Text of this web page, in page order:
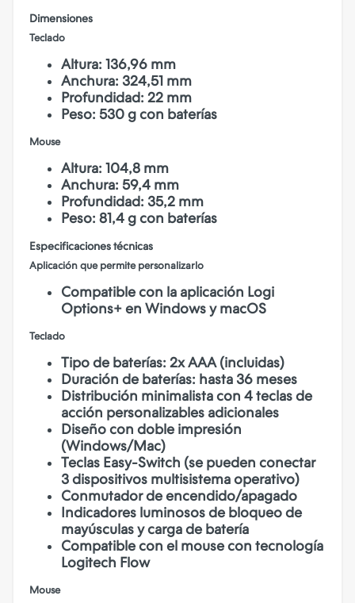
Dimensiones
Teclado
Altura: 136,96 mm
Anchura: 324,51 mm
Profundidad: 22 mm
Peso: 530 g con baterías
Mouse
Altura: 104,8 mm
Anchura: 59,4 mm
Profundidad: 35,2 mm
Peso: 81,4 g con baterías
Especificaciones técnicas
Aplicación que permite personalizarlo
Compatible con la aplicación Logi
Options+ en Windows y macOS
Teclado
Tipo de baterías: 2x AAA (incluidas)
Duración de baterías: hasta 36 meses
Distribución minimalista con 4 teclas de
acción personalizables adicionales
Diseño con doble impresión
(Windows/Mac)
Teclas Easy-Switch (se pueden conectar
3 dispositivos multisistema operativo)
Conmutador de encendido/apagado
Indicadores luminosos de bloqueo de
mayúsculas y carga de batería
Compatible con el mouse con tecnología
Logitech Flow
Mouse